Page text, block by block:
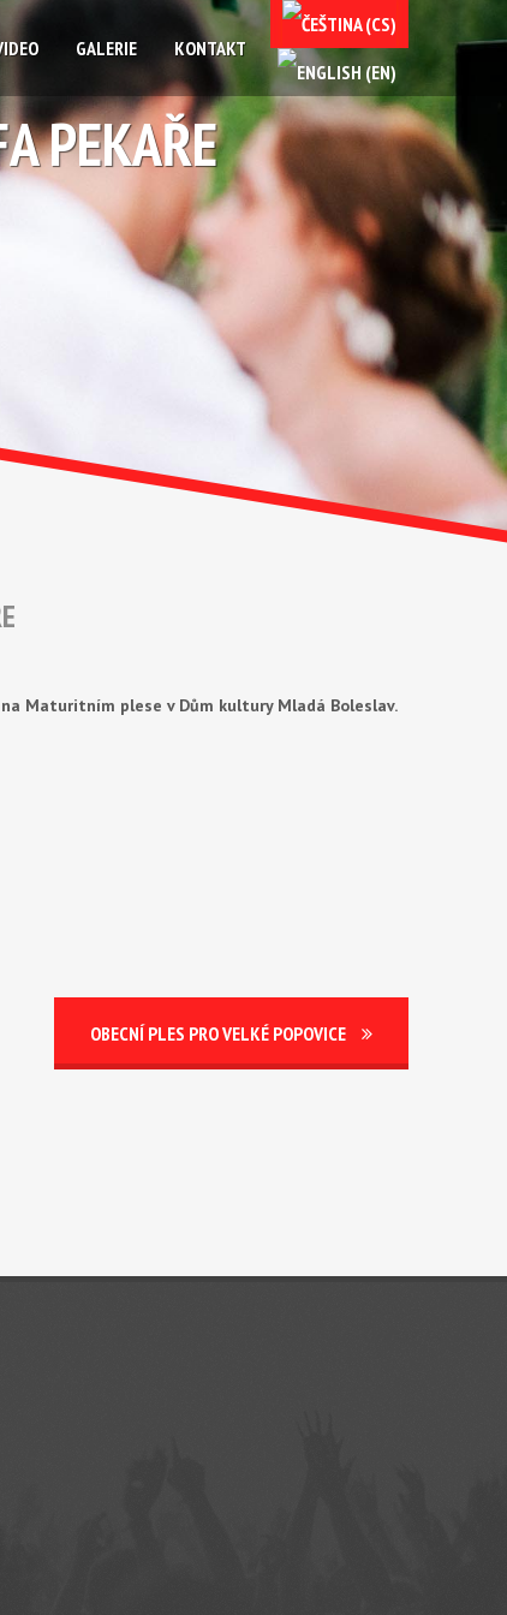
GALERIE KONTAKT
PEKAŘE
Maturitním plese v Dům kultury Mladá Boleslav.
OBECNÍ PLES PRO VELKÉ POPOVICE